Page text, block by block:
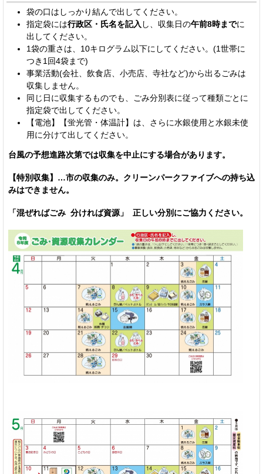
袋の口はしっかり結んで出してください。
指定袋には行政区・氏名を記入 し、収集日の午前8時までに
出してください。
1袋の重さは、10キログラム以下にしてください。(1世帯に
つき1回4袋まで)
事業活動(会社、飲食店、小売店、寺社など)から出るごみは
収集しません。
同じ日に収集するものでも、ごみ分別表に従って種類ごとに
指定袋で出してください。
【電池】【蛍光管・体温計】は、さらに水銀使用と水銀未使
用に分けて出してください。
台風の予想進路次第では収集を中止にする場合があります。
【特別収集】…市の収集のみ。クリーンパークファイブへの持ち込
みはできません。
「混ぜればごみ 分ければ資源」 正しい分別にご協力ください。